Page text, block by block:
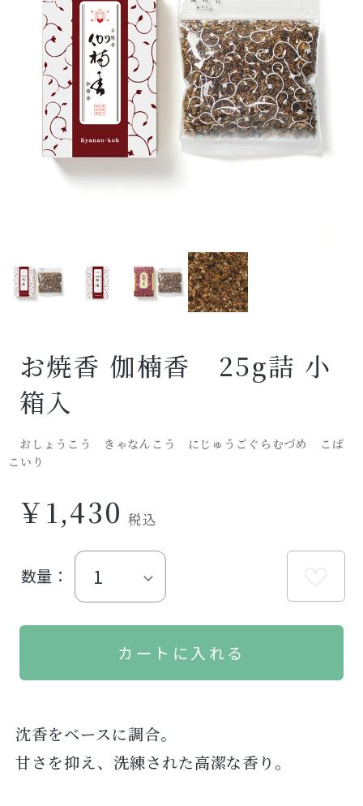
お焼香 伽楠香 25g詰 小
箱入
おしょうこう きゃなんこう にじゅうごぐらむづめ こば
こいり
￥1,430
数量：
沈香をベースに調合。
甘さを抑え、洗練された高潔な香り。